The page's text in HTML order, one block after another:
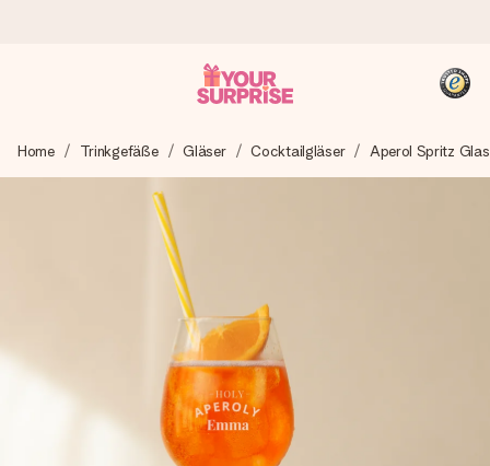
Wir bereiten dein Geschenk sorgfältig vor und schicken es
blitzschnell – damit du es genau zum richtigen Zeitpunkt
überreichen kannst, wenn es am meisten zählt.
4,8 (basierend auf +15.000 Bewertungen)
Unsere Geschenke begeistern. Kunden bewerten uns mit
4,8 bei Google Reviews (Gesamtergebnis aller Länder, in
die wir versenden).
Home Trinkgefäße Gläser Cocktailgläser Aperol Spritz Glas